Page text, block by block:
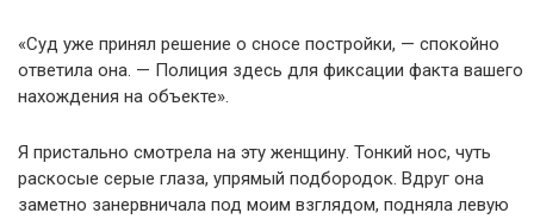
«Суд уже принял решение о сносе постройки, — спокойно
ответила она. — Полиция здесь для фиксации факта вашего
нахождения на объекте».
Я пристально смотрела на эту женщину. Тонкий нос, чуть
раскосые серые глаза, упрямый подбородок. Вдруг она
заметно занервничала под моим взглядом, подняла левую